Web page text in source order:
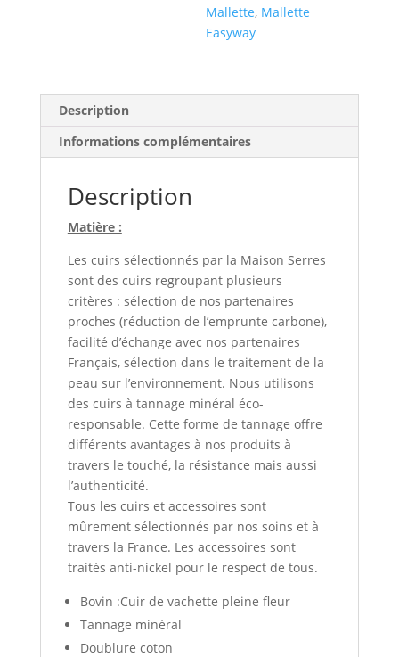
Mallette, Mallette
Easyway
Description
Informations complémentaires
Description
Matière :
Les cuirs sélectionnés par la Maison Serres
sont des cuirs regroupant plusieurs
critères : sélection de nos partenaires
proches (réduction de l’emprunte carbone),
facilité d’échange avec nos partenaires
Français, sélection dans le traitement de la
peau sur l’environnement. Nous utilisons
des cuirs à tannage minéral éco-
responsable. Cette forme de tannage offre
différents avantages à nos produits à
travers le touché, la résistance mais aussi
l’authenticité.
Tous les cuirs et accessoires sont
mûrement sélectionnés par nos soins et à
travers la France. Les accessoires sont
traités anti-nickel pour le respect de tous.
Bovin :Cuir de vachette pleine fleur
Tannage minéral
Doublure coton